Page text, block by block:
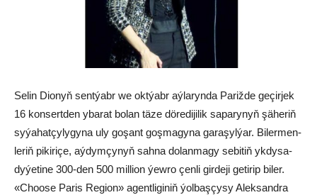
Se­lin Dio­nyň sent­ýabr we okt­ýabr aý­la­ryn­da Pa­riž­de ge­çir­jek
16 kon­sert­den yba­rat bo­lan tä­ze dö­re­di­ji­lik sa­pa­ry­nyň şä­he­riň
sy­ýa­hat­çy­ly­gy­na uly go­şant goş­ma­gy­na ga­ra­şyl­ýar. Bi­ler­men­
le­riň pi­ki­ri­çe, aý­dym­çy­nyň sah­na do­lan­ma­gy se­bi­tiň yk­dy­sa­
dy­ýe­ti­ne 300-den 500 mil­li­on ýew­ro çen­li gir­de­ji ge­ti­rip bi­ler.
«Choo­se Pa­ris Re­gi­on» agent­li­gi­niň ýol­baş­çy­sy Alek­sand­ra